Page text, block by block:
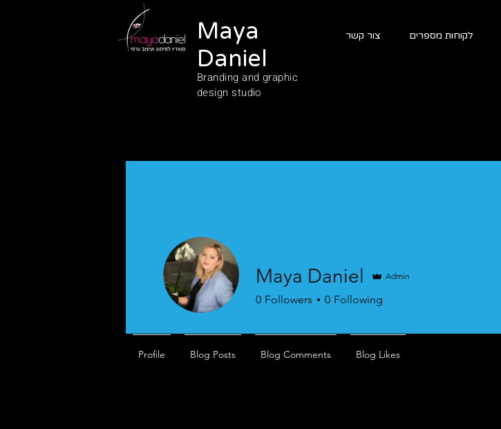
Branding and graphic
design studio
Maya
Daniel
לקוחות מספרים צור קשר
Maya Daniel Admin
0 Followers 0 Following
Profile Blog Posts Blog Comments Blog Likes